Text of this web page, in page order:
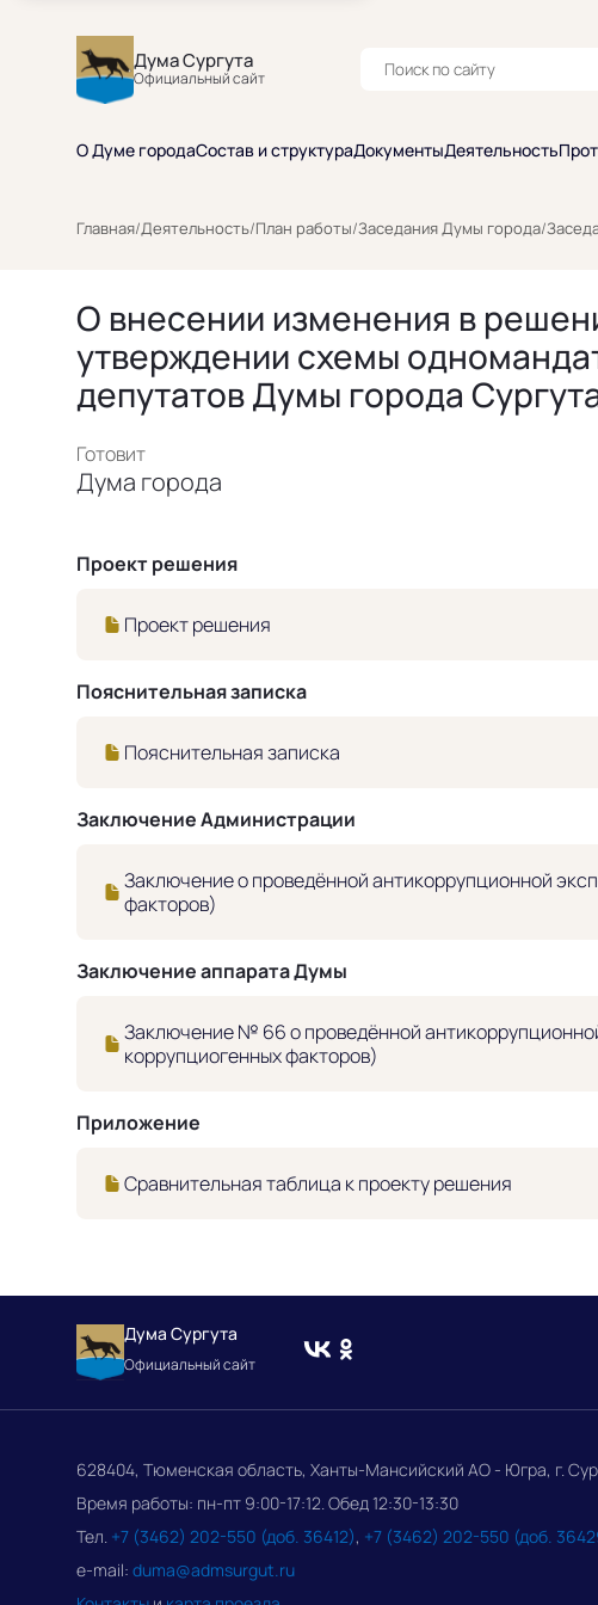
Дума Сургута
Официальный сайт
О Думе городаСостав и структураДокументыДеятельность
Главная/Деятельность/План работы/Заседания Думы города/
О внесении изменения в
утверждении схемы
депутатов Думы города
Готовит
Дума города
Проект решения
Проект решения
Пояснительная записка
Пояснительная записка
Заключение Администрации
Заключение о проведённой антикоррупционной
факторов)
Заключение аппарата Думы
Заключение № 66 о проведённой
коррупциогенных факторов)
Приложение
Сравнительная таблица к проекту решения
Дума Сургута
Официальный сайт
628404, Тюменская область, Ханты-Мансийский АО - Югра, г.
Время работы: пн-пт 9:00-17:12. Обед 12:30-13:30
Тел. +7 (3462) 202-550 (доб. 36412), +7 (3462) 202-550 (доб.
e-mail: duma@admsurgut.ru